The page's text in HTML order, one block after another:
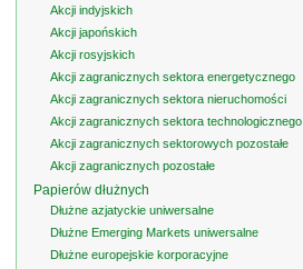
Akcji indyjskich
Akcji japońskich
Akcji rosyjskich
Akcji zagranicznych sektora energetycznego
Akcji zagranicznych sektora nieruchomości
Akcji zagranicznych sektora technologicznego
Akcji zagranicznych sektorowych pozostałe
Akcji zagranicznych pozostałe
Papierów dłużnych
Dłużne azjatyckie uniwersalne
Dłużne Emerging Markets uniwersalne
Dłużne europejskie korporacyjne